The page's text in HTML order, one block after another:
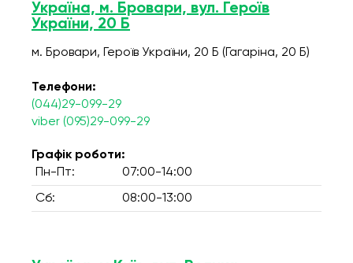
Україна, м. Бровари, вул. Героїв
України, 20 Б
м. Бровари, Героїв України, 20 Б (Гагаріна, 20 Б)
Телефони:
(044)29-099-29
viber (095)29-099-29
Графік роботи:
Пн-Пт:
07:00-14:00
Сб: 08:00-13:00